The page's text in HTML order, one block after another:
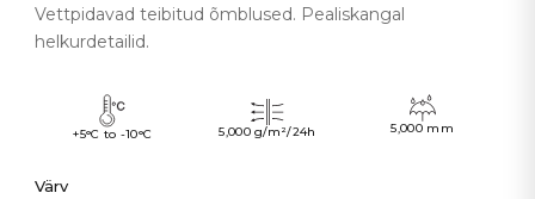
Vettpidavad teibitud õmblused. Pealiskangal
helkurdetailid.
+5°C to -10°C 5,000 g/m²/24h 5,000 mm
Värv